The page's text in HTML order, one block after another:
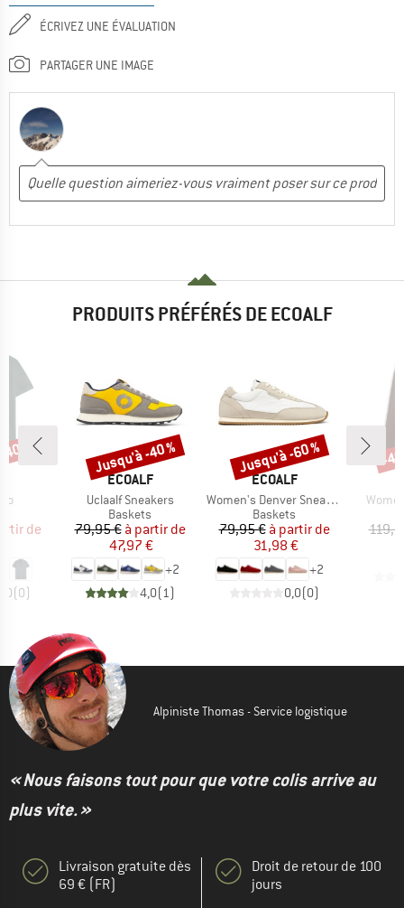
ÉCRIVEZ UNE ÉVALUATION
PARTAGER UNE IMAGE
PRODUITS PRÉFÉRÉS DE ECOALF
réduit
de
(0)
%
MARQUE
ECOALF
Article
Uclaalf Sneakers
Product group
Baskets
Prix
79,95 € Prix réduit
à partir de
47,97 €
+2
4,0(1)
Remise
Jusqu'à -40 %
MARQUE
ECOALF
Article
Women's Denver Sneakers
Product group
Baskets
Prix
79,95 € Prix réduit
à partir de
31,98 €
+2
0,0(0)
Remise
Jusqu'à -60 %
Article
-
Alpiniste Thomas - Service logistique
« Nous faisons tout pour que votre colis arrive au
plus vite. »
Livraison gratuite dès
69 € (FR)
Droit de retour de 100
jours